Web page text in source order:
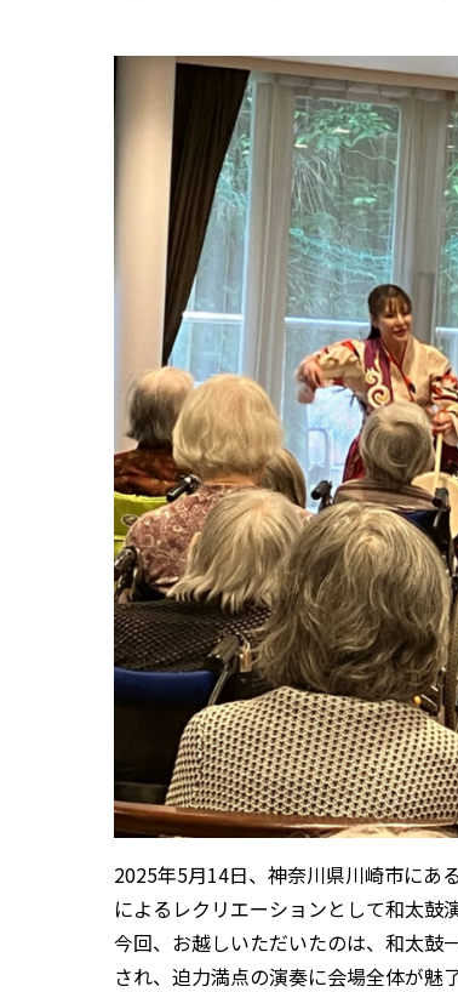
2025年5月14日、神奈川県川崎市にあ
によるレクリエーションとして和太鼓
今回、お越しいただいたのは、和太鼓
され、迫力満点の演奏に会場全体が魅